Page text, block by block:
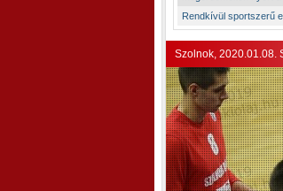
Rendkívül sportszerű
Szolnok, 2020.01.08.